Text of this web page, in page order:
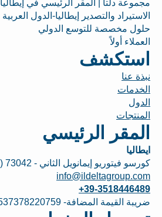
مجموعة دلتا | المقر الرئيسي في إيطاليا
الاستيراد والتصدير إيطاليا-الدول العربية
حلول مخصصة للتوسع الدولي
العملاء أولاً
استكشف
نبذة عنا
الخدمات
الدول
المنتجات
المقر الرئيسي
ايطاليا
كورسو فيتوريو إيمانويل الثاني - 73042 (LE)
info@ildeltagroup.com
+39-3518446489
ضريبة القيمة المضافة- IT0537378220759